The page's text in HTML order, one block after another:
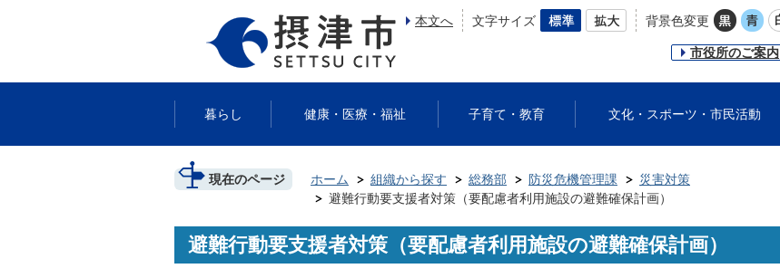
本文へ 文字サイズ 背景色変更
市役所のご案内
暮らし 健康・医療・福祉 子育て・教育 文化・スポーツ・市民活動
現在のページ ホーム 組織から探す 総務部 防災危機管理課
災害対策
避難行動要支援者対策（要配慮者利用施設の避難確保計画）
避難行動要支援者対策（要配慮者利用施設の避難確保計画）